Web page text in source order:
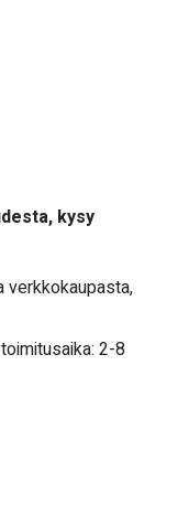
kysy
verkkokaupasta,
2-8